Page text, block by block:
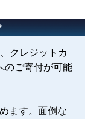
クレジットカ
のご寄付が可能
ます。面倒な